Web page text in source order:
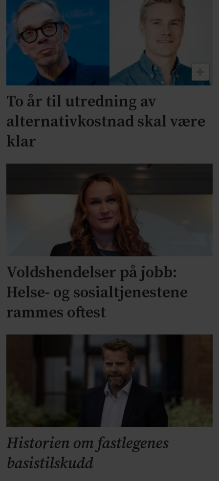
To år til utredning av
alternativkostnad skal være
klar
Voldshendelser på jobb:
Helse- og sosialtjenestene
rammes oftest
Historien om fastlegenes
basistilskudd